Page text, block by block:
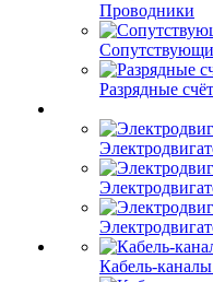
Проводники
Разрядные
Кабель-